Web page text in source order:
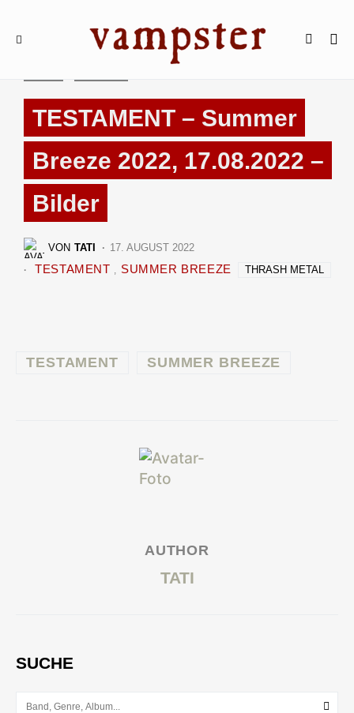
TESTAMENT – Summer
Breeze 2022, 17.08.2022 –
Bilder
VON TATI 17. AUGUST 2022
TESTAMENT SUMMER BREEZE THRASH METAL
TESTAMENT SUMMER BREEZE
AUTHOR
TATI
SUCHE